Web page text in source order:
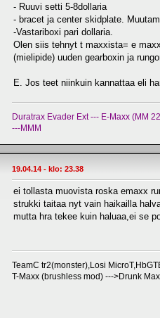
- Ruuvi setti 5-8dollaria
- bracet ja center skidplate.
-Vastariboxi pari dollaria.
Olen siis tehnyt t maxxista= e
(mielipide) uuden gearboxin ja
E. Jos teet niinkuin kannattaa eli
Duratrax Evader Ext --- E-Maxx (MM
---MMM
19.04.14 - klo: 23.38
ei tollasta muovista roska emaxx
strukki taitaa nyt vain haikailla
mutta hra tekee kuin haluaa,ei se
TeamC tr2(monster),Losi
T-Maxx (brushless mod) --->Drunk